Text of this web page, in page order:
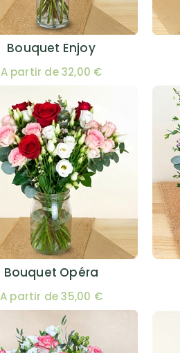
Bouquet Enjoy
A partir de 32,00 €
Bouquet Opéra
A partir de 35,00 €